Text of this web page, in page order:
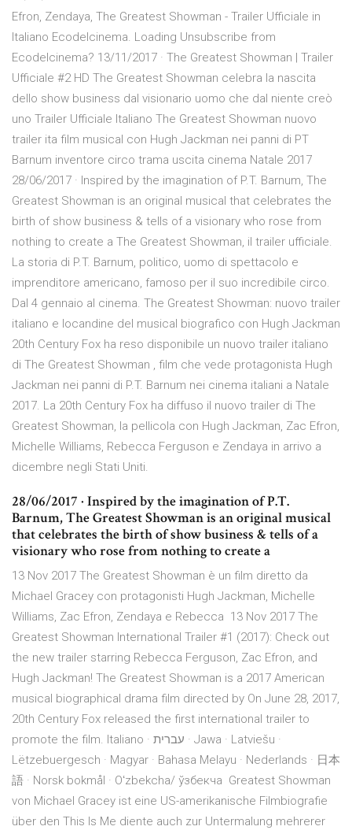
Efron, Zendaya, The Greatest Showman - Trailer Ufficiale in
Italiano Ecodelcinema. Loading Unsubscribe from
Ecodelcinema? 13/11/2017 · The Greatest Showman | Trailer
Ufficiale #2 HD The Greatest Showman celebra la nascita
dello show business dal visionario uomo che dal niente creò
uno Trailer Ufficiale Italiano The Greatest Showman nuovo
trailer ita film musical con Hugh Jackman nei panni di PT
Barnum inventore circo trama uscita cinema Natale 2017
28/06/2017 · Inspired by the imagination of P.T. Barnum, The
Greatest Showman is an original musical that celebrates the
birth of show business & tells of a visionary who rose from
nothing to create a The Greatest Showman, il trailer ufficiale.
La storia di P.T. Barnum, politico, uomo di spettacolo e
imprenditore americano, famoso per il suo incredibile circo.
Dal 4 gennaio al cinema. The Greatest Showman: nuovo trailer
italiano e locandine del musical biografico con Hugh Jackman
20th Century Fox ha reso disponibile un nuovo trailer italiano
di The Greatest Showman , film che vede protagonista Hugh
Jackman nei panni di P.T. Barnum nei cinema italiani a Natale
2017. La 20th Century Fox ha diffuso il nuovo trailer di The
Greatest Showman, la pellicola con Hugh Jackman, Zac Efron,
Michelle Williams, Rebecca Ferguson e Zendaya in arrivo a
dicembre negli Stati Uniti.
28/06/2017 · Inspired by the imagination of P.T.
Barnum, The Greatest Showman is an original musical
that celebrates the birth of show business & tells of a
visionary who rose from nothing to create a
13 Nov 2017 The Greatest Showman è un film diretto da
Michael Gracey con protagonisti Hugh Jackman, Michelle
Williams, Zac Efron, Zendaya e Rebecca 13 Nov 2017 The
Greatest Showman International Trailer #1 (2017): Check out
the new trailer starring Rebecca Ferguson, Zac Efron, and
Hugh Jackman! The Greatest Showman is a 2017 American
musical biographical drama film directed by On June 28, 2017,
20th Century Fox released the first international trailer to
promote the film. Italiano · עברית · Jawa · Latviešu ·
Lëtzebuergesch · Magyar · Bahasa Melayu · Nederlands · 日本
語 · Norsk bokmål · Oʻzbekcha/ ўзбекча Greatest Showman
von Michael Gracey ist eine US-amerikanische Filmbiografie
über den This Is Me diente auch zur Untermalung mehrerer